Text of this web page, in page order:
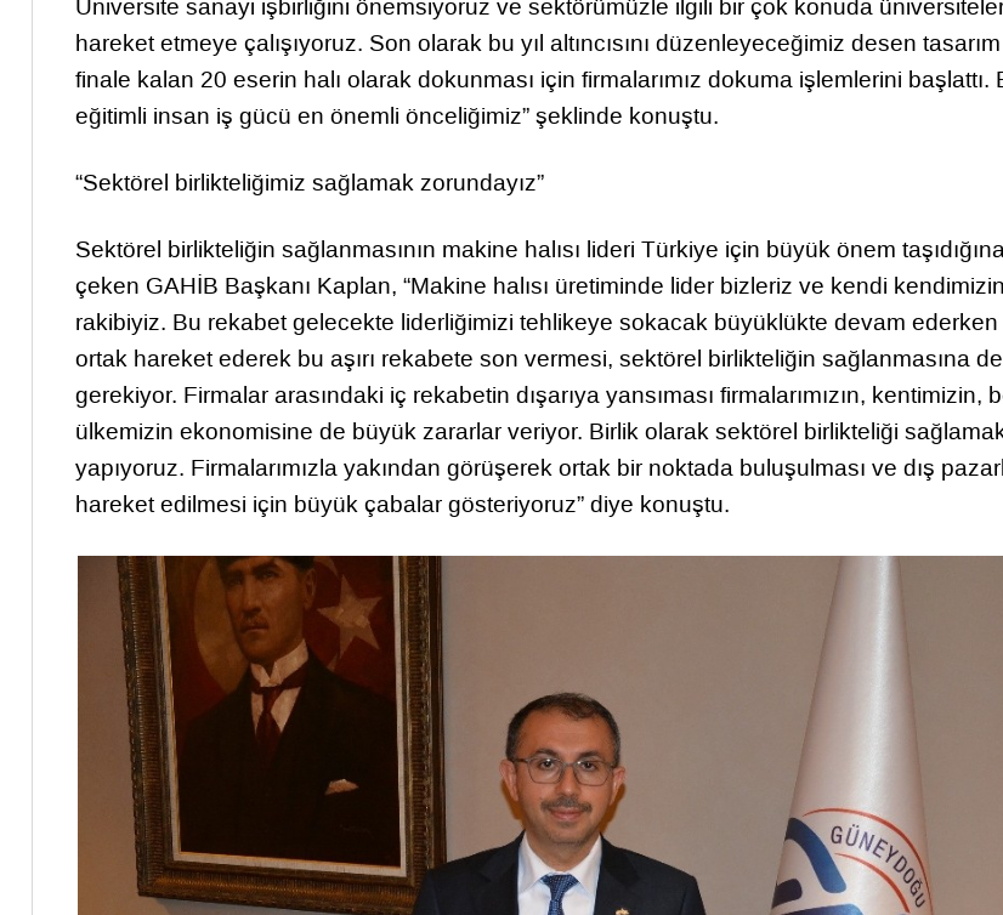
Üniversite sanayi işbirliğini önemsiyoruz ve sektörümüzle ilgili bir çok konuda
hareket etmeye çalışıyoruz. Son olarak bu yıl altıncısını düzenleyeceğimiz desen
finale kalan 20 eserin halı olarak dokunması için firmalarımız dokuma işlemlerini başlattı.
eğitimli insan iş gücü en önemli önceliğimiz” şeklinde konuştu.
“Sektörel birlikteliğimiz sağlamak zorundayız”
Sektörel birlikteliğin sağlanmasının makine halısı lideri Türkiye için büyük önem
çeken GAHİB Başkanı Kaplan, “Makine halısı üretiminde lider bizleriz ve kendi
rakibiyiz. Bu rekabet gelecekte liderliğimizi tehlikeye sokacak büyüklükte devam
ortak hareket ederek bu aşırı rekabete son vermesi, sektörel birlikteliğin sağlanmasına
gerekiyor. Firmalar arasındaki iç rekabetin dışarıya yansıması firmalarımızın, kentimizin,
ülkemizin ekonomisine de büyük zararlar veriyor. Birlik olarak sektörel birlikteliği
yapıyoruz. Firmalarımızla yakından görüşerek ortak bir noktada buluşulması ve dış
hareket edilmesi için büyük çabalar gösteriyoruz” diye konuştu.